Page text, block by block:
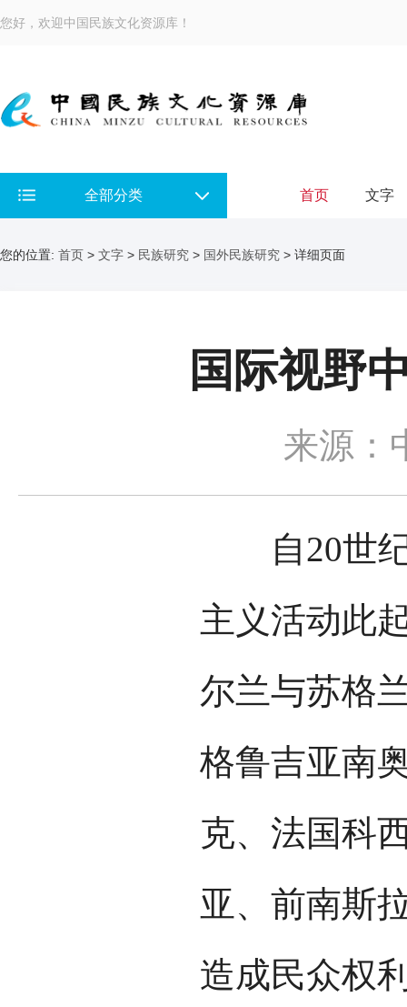
您好，欢迎中国民族文化资源库！
全部分类 首页 文字
您的位置: 首页 > 文字 > 民族研究 > 国外民族研究 > 详细页面
国际视野
来源：
自20世纪
主义活动此
尔兰与苏格
格鲁吉亚南
克、法国科
亚、前南斯
造成民众权